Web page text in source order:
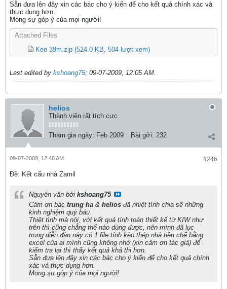
Sẵn đưa lên đây xin các bác cho ý kiến để cho kết quả chính xác và
thực dụng hơn.
Mong sự góp ý của mọi người!
Attached Files
Keo 39m.zip (524.0 KB, 504 lượt xem)
Last edited by kshoang75; 09-07-2009, 12:05 AM.
helios
Thành viên rất tích cực
Tham gia ngày: Feb 2009 Bài gởi: 232
#246
09-07-2009, 12:48 AM
Ðề: Kết cấu nhà Zamil
Nguyên văn bởi kshoang75
Cảm ơn bác trung ha & helios đã nhiệt tình chia sẽ những
kinh nghiệm quý báu.
Thiệt tình mà nói, với kết quả tính toán thiết kế từ KIW như
trên thì cũng chẳng thể nào dùng được, nên mình đã lục
trong diễn đàn này có 1 file tính kèo thép nhà tiền chế bằng
excel của ai mình cũng không nhớ (xin cảm ơn tác giả) để
kiểm tra lại thì thấy kết quả khả thi hơn.
Sẵn đưa lên đây xin các bác cho ý kiến để cho kết quả chính
xác và thực dụng hơn.
Mong sự góp ý của mọi người!